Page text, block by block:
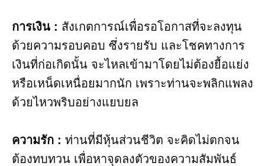
การเงิน : สังเกตการณ์เพื่อรอโอกาสที่จะลงทุน
ด้วยความรอบคอบ ซึ่งรายรับ และโชคทางการ
เงินที่ก่อเกิดนั้น จะไหลเข้ามาโดยไม่ต้องยื้อแย่ง
หรือเหน็ดเหนื่อยมากนัก เพราะท่านจะพลิกแพลง
ด้วยไหวพริบอย่างแยบยล
ความรัก : ท่านที่มีหุ้นส่วนชีวิต จะคิดไม่ตกจน
ต้องทบทวน เพื่อหาจุดลงตัวของความสัมพันธ์